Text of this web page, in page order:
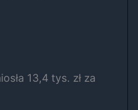
13,4 tys. zł za